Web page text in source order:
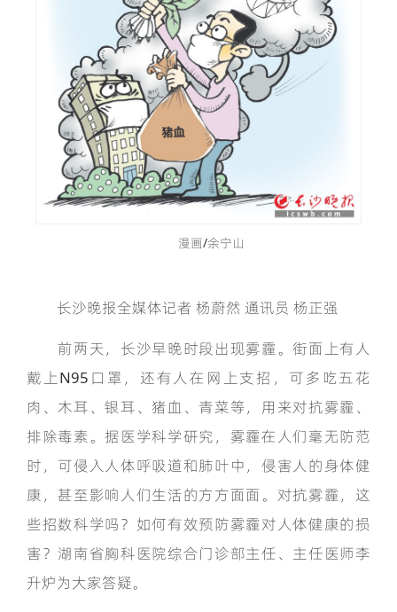
漫画/余宁山
长沙晚报全媒体记者 杨蔚然 通讯员 杨正强
前两天，长沙早晚时段出现雾霾。街面上有人
戴上N95口罩，还有人在网上支招，可多吃五花
肉、木耳、银耳、猪血、青菜等，用来对抗雾霾、
排除毒素。据医学科学研究，雾霾在人们毫无防范
时，可侵入人体呼吸道和肺叶中，侵害人的身体健
康，甚至影响人们生活的方方面面。对抗雾霾，这
些招数科学吗？如何有效预防雾霾对人体健康的损
害？湖南省胸科医院综合门诊部主任、主任医师李
升炉为大家答疑。